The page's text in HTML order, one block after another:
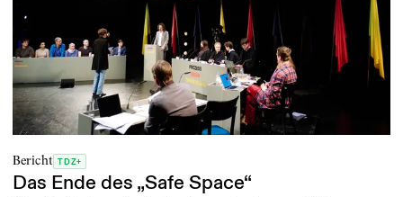
Bericht TDZ+
Das Ende des „Safe Space“